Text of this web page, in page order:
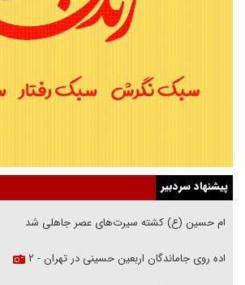
پیشنهاد سردبیر
امام حسین (ع) کشته سیرت‌های عصر جاهلی شد
پیاده روی جاماندگان اربعین حسینی در تهران - ۲